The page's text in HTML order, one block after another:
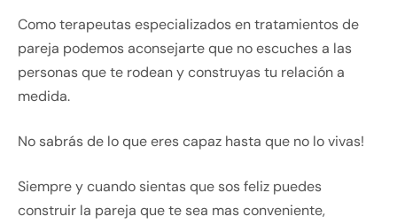
Como terapeutas especializados en tratamientos de
pareja podemos aconsejarte que no escuches a las
personas que te rodean y construyas tu relación a
medida.
No sabrás de lo que eres capaz hasta que no lo vivas!
Siempre y cuando sientas que sos feliz puedes
construir la pareja que te sea mas conveniente,